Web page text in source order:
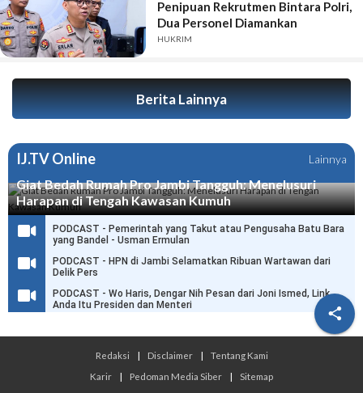

Penipuan Rekrutmen Bintara Polri,
Dua Personel Diamankan
HUKRIM
Berita Lainnya
IJ.TV Online Lainnya
Giat Bedah Rumah Pro Jambi Tangguh: Menelusuri
Harapan di Tengah Kawasan Kumuh
PODCAST - Pemerintah yang Takut atau Pengusaha Batu Bara
yang Bandel - Usman Ermulan
PODCAST - HPN di Jambi Selamatkan Ribuan Wartawan dari
Delik Pers
PODCAST - Wo Haris, Dengar Nih Pesan dari Joni Ismed, Link
Anda Itu Presiden dan Menteri
Redaksi | Disclaimer |
Tentang Kami
Karir
| Pedoman Media Siber | Sitemap